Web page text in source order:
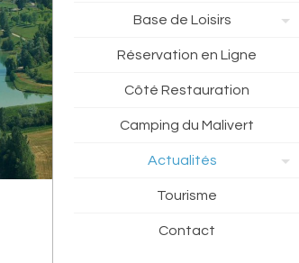
Base de Loisirs
Réservation en Ligne
Côté Restauration
Camping du Malivert
Actualités
Tourisme
Contact